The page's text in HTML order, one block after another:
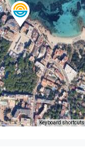
Keyboard shortcuts